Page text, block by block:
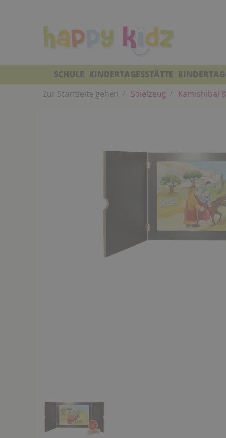
SCHULE KINDERTAGESSTÄTTE
Zur Startseite gehen
Spielzeug Kamishibai